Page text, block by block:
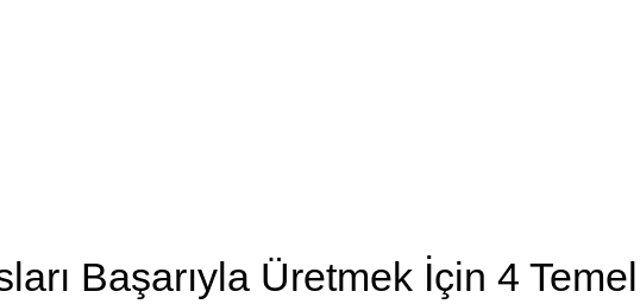
Başarıyla Üretmek İçin 4 Temel